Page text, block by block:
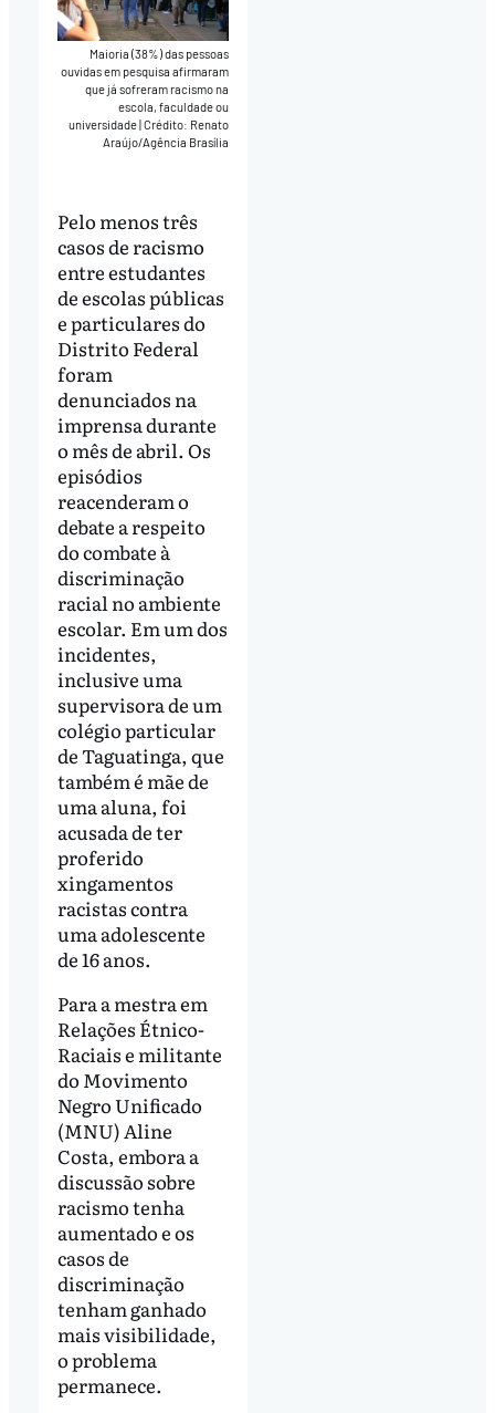
Maioria (38%) das pessoas
ouvidas em pesquisa afirmaram
que já sofreram racismo na
escola, faculdade ou
universidade Crédito: Renato
Araújo/Agência Brasília
Pelo menos três
casos de racismo
entre estudantes
de escolas públicas
e particulares do
Distrito Federal
foram
denunciados na
imprensa durante
o mês de abril. Os
episódios
reacenderam o
debate a respeito
do combate à
discriminação
racial no ambiente
escolar. Em um dos
incidentes,
inclusive uma
supervisora de um
colégio particular
de Taguatinga, que
também é mãe de
uma aluna, foi
acusada de ter
proferido
xingamentos
racistas contra
uma adolescente
de 16 anos.
Para a mestra em
Relações Étnico-
Raciais e militante
do Movimento
Negro Unificado
(MNU) Aline
Costa, embora a
discussão sobre
racismo tenha
aumentado e os
casos de
discriminação
tenham ganhado
mais visibilidade,
o problema
permanece.